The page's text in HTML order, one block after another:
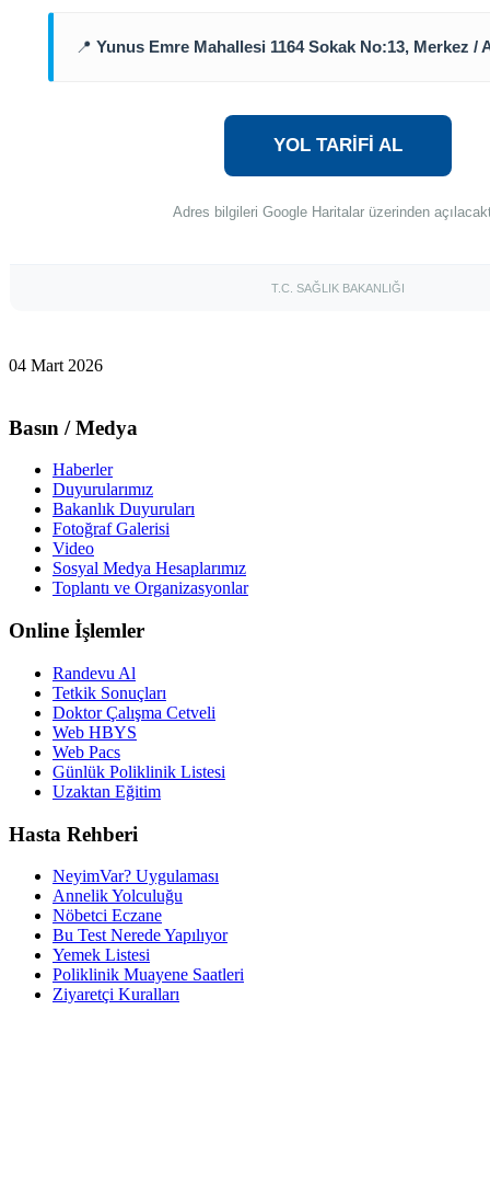
📍 Yunus Emre Mahallesi 1164 Sokak No:13, Merkez /
YOL TARİFİ AL
Adres bilgileri Google Haritalar üzerinden
T.C. SAĞLIK BAKANLIĞI
04 Mart 2026
Basın / Medya
Haberler
Duyurularımız
Bakanlık Duyuruları
Fotoğraf Galerisi
Video
Sosyal Medya Hesaplarımız
Toplantı ve Organizasyonlar
Online İşlemler
Randevu Al
Tetkik Sonuçları
Doktor Çalışma Cetveli
Web HBYS
Web Pacs
Günlük Poliklinik Listesi
Uzaktan Eğitim
Hasta Rehberi
NeyimVar? Uygulaması
Annelik Yolculuğu
Nöbetci Eczane
Bu Test Nerede Yapılıyor
Yemek Listesi
Poliklinik Muayene Saatleri
Ziyaretçi Kuralları